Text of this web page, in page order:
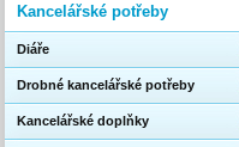
Kancelářské potřeby
Diáře
Drobné kancelářské potřeby
Kancelářské doplňky